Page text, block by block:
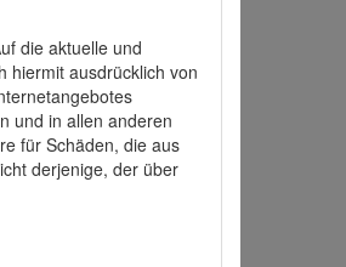
die aktuelle und
hiermit ausdrücklich von
und in allen anderen
für Schäden, die aus
derjenige, der über